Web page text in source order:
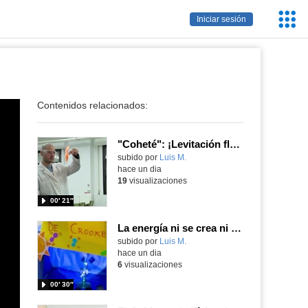
Iniciar sesión
Contenidos relacionados:
"Coheté": ¡Levitación flamígera!
Contenido educativo.
subido por Luis M.
00′ 21″
hace un dia
19visualizaciones
La energía ni se crea ni se destruye... ¡se experimenta! El Tierno en la Feria Madrid es Ciencia 2026
Contenido educativo.
subido por Luis M.
00′ 30″
hace un dia
6visualizaciones